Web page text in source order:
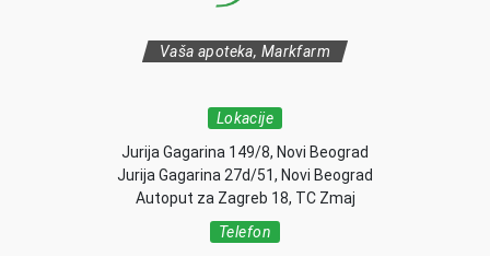
Vaša apoteka, Markfarm
Lokacije
Jurija Gagarina 149/8, Novi Beograd
Jurija Gagarina 27d/51, Novi Beograd
Autoput za Zagreb 18, TC Zmaj
Telefon